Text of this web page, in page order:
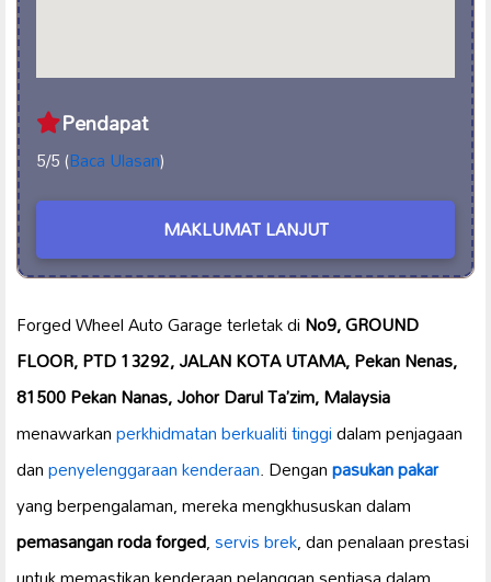
Pendapat
5/5 (Baca Ulasan)
MAKLUMAT LANJUT
Forged Wheel Auto Garage terletak diNo9, GROUND
FLOOR, PTD 13292, JALAN KOTA UTAMA, Pekan Nenas,
81500 Pekan Nanas, Johor Darul Ta’zim, Malaysia
menawarkanperkhidmatan berkualiti tinggidalam penjagaan
danpenyelenggaraan kenderaan. Denganpasukan pakar
yang berpengalaman, mereka mengkhususkan dalam
pemasangan roda forged,servis brek, dan penalaan prestasi